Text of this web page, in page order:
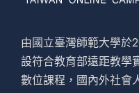
由國立臺灣師範大學於
設符合教育部遠距教學
數位課程，國內外社會